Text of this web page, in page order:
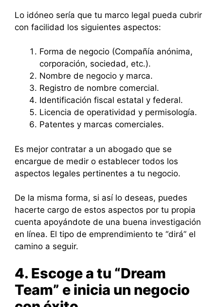
Lo idóneo sería que tu marco legal pueda cubrir
con facilidad los siguientes aspectos:
Forma de negocio (Compañía anónima,
corporación, sociedad, etc.).
Nombre de negocio y marca.
Registro de nombre comercial.
Identificación fiscal estatal y federal.
Licencia de operatividad y permisología.
Patentes y marcas comerciales.
Es mejor contratar a un abogado que se
encargue de medir o establecer todos los
aspectos legales pertinentes a tu negocio.
De la misma forma, si así lo deseas, puedes
hacerte cargo de estos aspectos por tu propia
cuenta apoyándote de una buena investigación
en línea. El tipo de emprendimiento te “dirá” el
camino a seguir.
4. Escoge a tu “Dream
Team” e inicia un negocio